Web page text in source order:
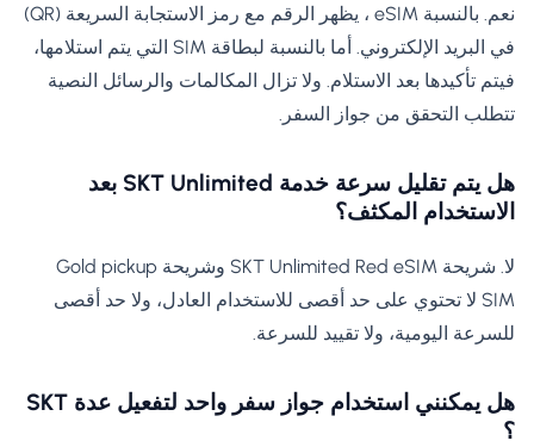
نعم. بالنسبة eSIM ، يظهر الرقم مع رمز الاستجابة السريعة (QR)
في البريد الإلكتروني. أما بالنسبة لبطاقة SIM التي يتم استلامها،
فيتم تأكيدها بعد الاستلام. ولا تزال المكالمات والرسائل النصية
تتطلب التحقق من جواز السفر.
هل يتم تقليل سرعة خدمة SKT Unlimited بعد
الاستخدام المكثف؟
لا. شريحة SKT Unlimited Red eSIM وشريحة Gold pickup
SIM لا تحتوي على حد أقصى للاستخدام العادل، ولا حد أقصى
للسرعة اليومية، ولا تقييد للسرعة.
هل يمكنني استخدام جواز سفر واحد لتفعيل عدة SKT
؟